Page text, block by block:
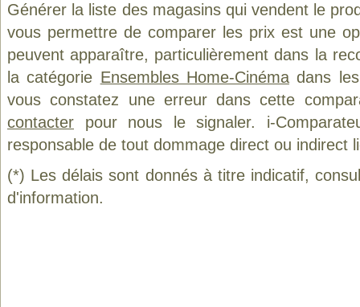
Générer la liste des magasins qui vendent le
vous permettre de comparer les prix est une
peuvent apparaître, particulièrement dans la
la catégorie Ensembles Home-Cinémadans les
vous constatez une erreur dans cette
contacter pour nous le signaler. i-
responsable de tout dommage direct ou indirect
(*) Les délais sont donnés à titre indicatif,
d'information.